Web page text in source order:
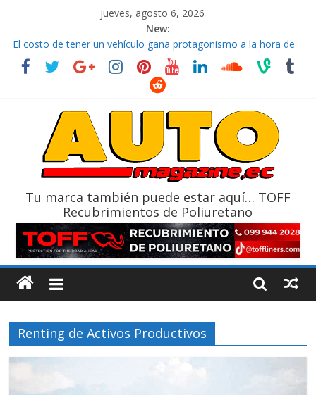
jueves, agosto 6, 2026
New:
El costo de tener un vehículo gana protagonismo a la hora de
decidir
Ultima película ‘Spider‑Man: Brand New Day’ pone en escena a
La Vuelta al Ecuador 2026, edición 47ª, recorre 7 provincias en 8
La FEDAK recibe 12 Sinotruk Bolden para cubrir las rutas de La
Tu marca también puede estar aquí… TOFF
Recubrimientos de Poliuretano
Renting de Activos Productivos